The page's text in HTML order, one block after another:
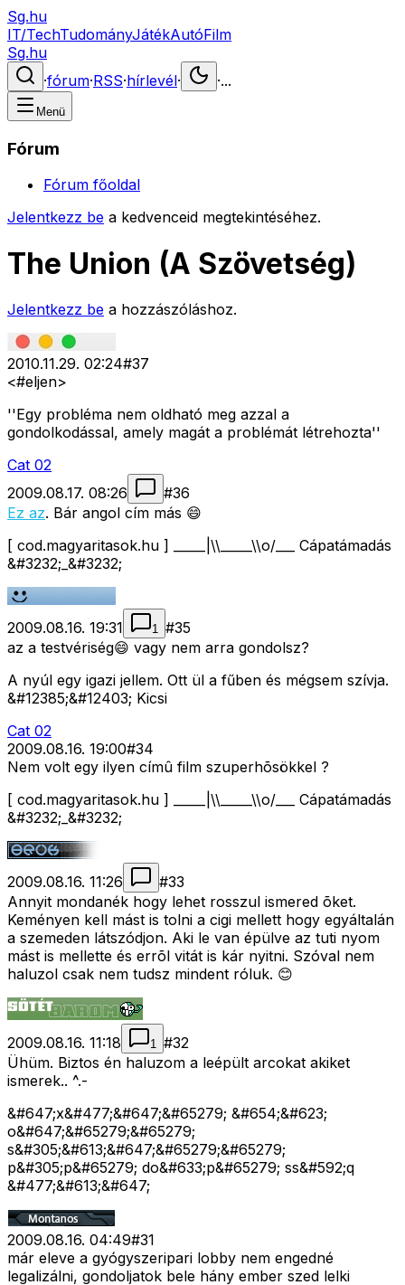
Sg.hu
IT/TechTudományJátékAutóFilm
Sg.hu
·fórum·RSS·hírlevél· ·...
Menü
Fórum
Fórum főoldal
Jelentkezz be a kedvenceid megtekintéséhez.
The Union (A Szövetség)
Jelentkezz be a hozzászóláshoz.
2010.11.29. 02:24#37
<#eljen>
''Egy probléma nem oldható meg azzal a
gondolkodással, amely magát a problémát létrehozta''
Cat 02
2009.08.17. 08:26
#36
Ez az. Bár angol cím más 😄
[ cod.magyaritasok.hu ] _____|\\_____\\o/___ Cápatámadás
&#3232;_&#3232;
2009.08.16. 19:31 1 #35
az a testvériség😄 vagy nem arra gondolsz?
A nyúl egy igazi jellem. Ott ül a fűben és mégsem szívja.
&#12385;&#12403; Kicsi
Cat 02
2009.08.16. 19:00#34
Nem volt egy ilyen címû film szuperhõsökkel ?
[ cod.magyaritasok.hu ] _____|\\_____\\o/___ Cápatámadás
&#3232;_&#3232;
2009.08.16. 11:26 #33
Annyit mondanék hogy lehet rosszul ismered õket.
Keményen kell mást is tolni a cigi mellett hogy egyáltalán
a szemeden látszódjon. Aki le van épülve az tuti nyom
mást is mellette és errõl vitát is kár nyitni. Szóval nem
haluzol csak nem tudsz mindent róluk. 😊
2009.08.16. 11:18 1 #32
Ühüm. Biztos én haluzom a leépült arcokat akiket
ismerek.. ^.-
&#647;x&#477;&#647;&#65279; &#654;&#623;
o&#647;&#65279;&#65279;
s&#305;&#613;&#647;&#65279;&#65279;
p&#305;p&#65279; do&#633;p&#65279; ss&#592;q
&#477;&#613;&#647;
2009.08.16. 04:49#31
már eleve a gyógyszeripari lobby nem engedné
legalizálni, gondoljatok bele hány ember szed lelki